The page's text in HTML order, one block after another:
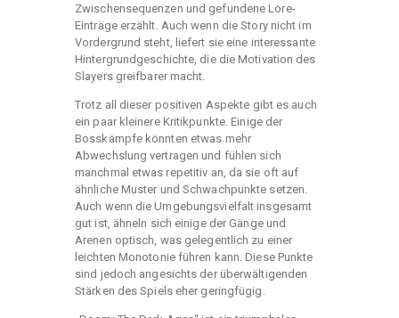
Zwischensequenzen und gefundene Lore-
Einträge erzählt. Auch wenn die Story nicht im
Vordergrund steht, liefert sie eine interessante
Hintergrundgeschichte, die die Motivation des
Slayers greifbarer macht.
Trotz all dieser positiven Aspekte gibt es auch
ein paar kleinere Kritikpunkte. Einige der
Bosskämpfe könnten etwas mehr
Abwechslung vertragen und fühlen sich
manchmal etwas repetitiv an, da sie oft auf
ähnliche Muster und Schwachpunkte setzen.
Auch wenn die Umgebungsvielfalt insgesamt
gut ist, ähneln sich einige der Gänge und
Arenen optisch, was gelegentlich zu einer
leichten Monotonie führen kann. Diese Punkte
sind jedoch angesichts der überwältigenden
Stärken des Spiels eher geringfügig.